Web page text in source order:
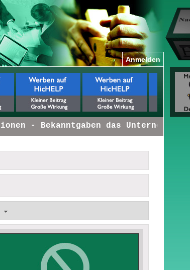
Anmelden
- Bekanntgaben das Unternehmen